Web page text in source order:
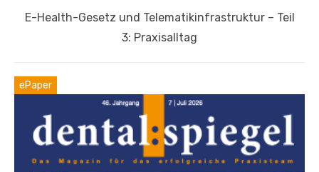
Nächster
E-Health-Gesetz und Telematikinfrastruktur – Teil
3: Praxisalltag
ePaper